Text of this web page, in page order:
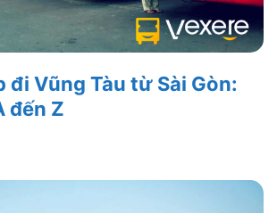
đi Vũng Tàu từ Sài Gòn:
đến Z